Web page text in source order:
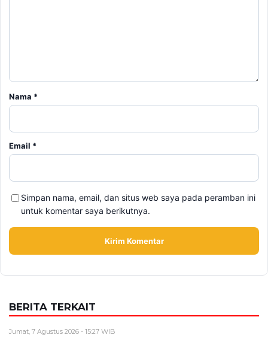
Nama *
Email *
Simpan nama, email, dan situs web saya pada peramban ini
untuk komentar saya berikutnya.
BERITA TERKAIT
Jumat, 7 Agustus 2026 - 15:27 WIB